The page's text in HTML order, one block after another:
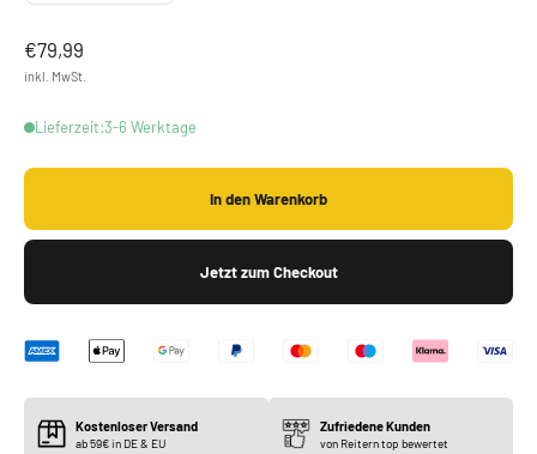
Angebot
€79,99
inkl. MwSt.
Lieferzeit:3-6 Werktage
In den Warenkorb
Jetzt zum Checkout
Kostenloser Versand
ab 59€ in DE & EU
Zufriedene Kunden
von Reitern top bewertet